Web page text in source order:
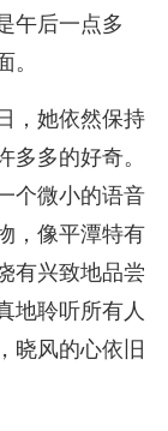
午后一点多
。
，她依然保持
多的好奇。
个微小的语音
，像平潭特有
有兴致地品尝
地聆听所有人
晓风的心依旧